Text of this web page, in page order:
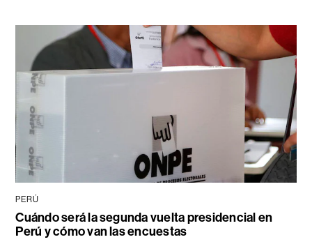
PERÚ
Cuándo será la segunda vuelta presidencial en
Perú y cómo van las encuestas